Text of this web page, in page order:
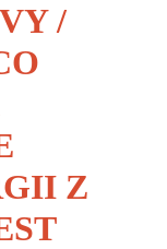
/
Z